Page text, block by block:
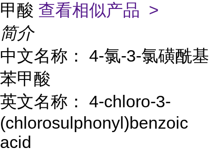
甲酸 查看相似产品 >
简介
中文名称： 4-氯-3-氯磺酰基
苯甲酸
英文名称： 4-chloro-3-
(chlorosulphonyl)benzoic
acid